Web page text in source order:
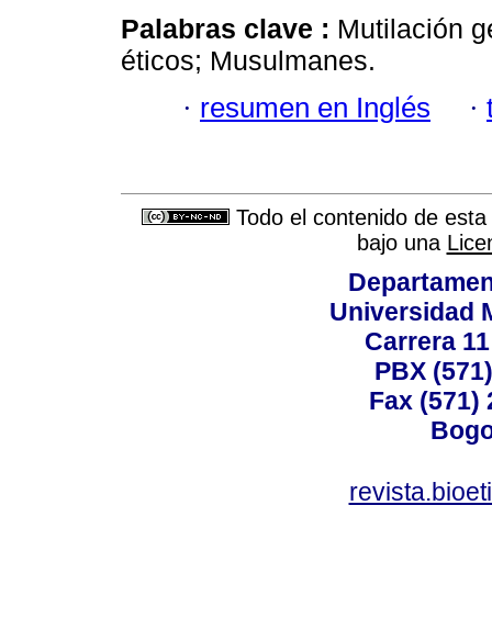
Palabras clave : Mutilación
éticos; Musulmanes.
· resumen en Inglés ·
Todo el contenido de
bajo una
Universidad
Carrera
PBX
Fax (571)